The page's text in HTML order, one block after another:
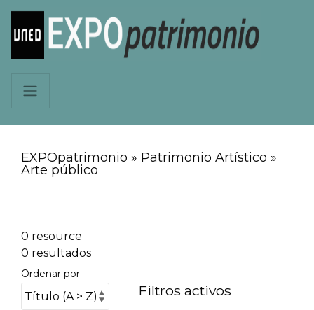
EXPOpatrimonio » Patrimonio Artístico »
Arte público
0 resource
0 resultados
Ordenar por
Filtros activos